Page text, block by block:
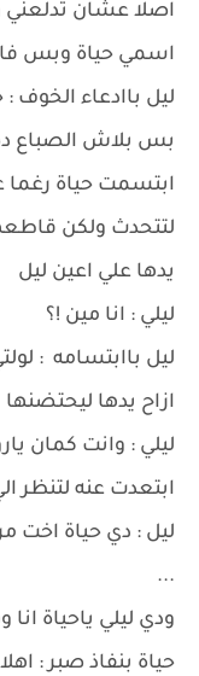
اصلا عشان تدلعني
اسمي حياة وبس
ليل باادعاء
بس بلاش الصباع
ابتسمت حياة
لتتحدث ولكن
يدها علي اعين ليل
ليلي : انا مين !؟
ليل باابتسامه :
ازاح يدها
ليلي : وانت كمان
ابتعدت عنه لتنظر
ليل : دي حياة اخت
...
ودي ليلي ياحياة
حياة بنفاذ صبر : اهلا